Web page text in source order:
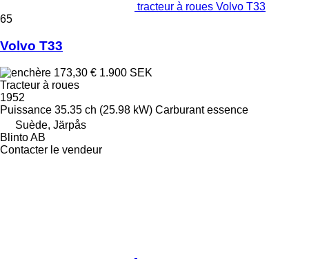
tracteur à roues Volvo T33
65
Volvo T33
173,30 € 1.900 SEK
Tracteur à roues
1952
Puissance 35.35 ch (25.98 kW) Carburant essence
Suède, Järpås
Blinto AB
Contacter le vendeur